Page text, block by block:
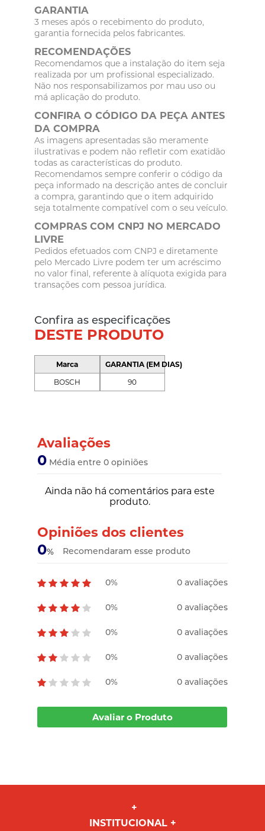
GARANTIA
3 meses após o recebimento do produto,
garantia fornecida pelos fabricantes.
RECOMENDAÇÕES
Recomendamos que a instalação do item seja
realizada por um profissional especializado.
Não nos responsabilizamos por mau uso ou
má aplicação do produto.
CONFIRA O CÓDIGO DA PEÇA ANTES
DA COMPRA
As imagens apresentadas são meramente
ilustrativas e podem não refletir com exatidão
todas as características do produto.
Recomendamos sempre conferir o código da
peça informado na descrição antes de concluir
a compra, garantindo que o item adquirido
seja totalmente compatível com o seu veículo.
COMPRAS COM CNPJ NO MERCADO
LIVRE
Pedidos efetuados com CNPJ e diretamente
pelo Mercado Livre podem ter um acréscimo
no valor final, referente à alíquota exigida para
transações com pessoa jurídica.
Confira as especificações
DESTE PRODUTO
Marca
BOSCH
GARANTIA (EM DIAS)
90
Avaliações
0 Média entre 0 opiniões
Ainda não há comentários para este
produto.
Opiniões dos clientes
0% Recomendaram esse produto
0% 0 avaliações
0% 0 avaliações
0% 0 avaliações
0% 0 avaliações
0% 0 avaliações
Avaliar o Produto
INSTITUCIONAL